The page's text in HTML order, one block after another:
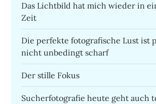
Das Lichtbild hat mich wieder in
Zeit
Die perfekte fotografische Lust ist
nicht unbedingt scharf
Der stille Fokus
Sucherfotografie heute geht auch